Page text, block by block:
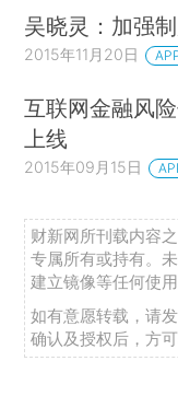
吴晓灵：加强
2015年11月20日
互联网金融风
上线
2015年09月15日
财新网所刊载内容
专属所有或持有。
建立镜像等任何使用
如有意愿转载，请
确认及授权后，方可